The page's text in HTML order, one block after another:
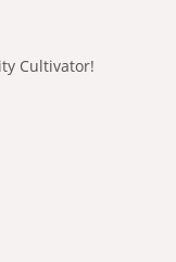
Cultivator!